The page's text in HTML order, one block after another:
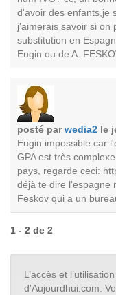
d'avoir des enfants,je
j'aimerais savoir si on
substitution en
Eugin ou de A.
posté parwedia2 le
Eugin impossible car
GPA est très
pays, regarde ceci:
déjà te dire l'espagne
Feskov qui a un
1 - 2 de 2
L’accès et
d'Aujourdhui.com.